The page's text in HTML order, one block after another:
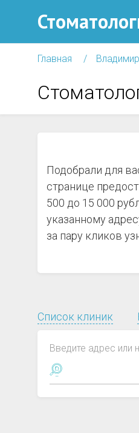
Главная
Подобрали для
странице
500 до 15 000
указанному
за пару кликов
Список клиник
Введите адрес или